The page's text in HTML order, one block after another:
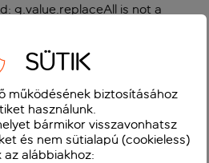
g.value.replaceAll is not a
SÜTIK
működésének biztosításához
használunk.
bármikor visszavonhatsz
és nem sütialapú (cookieless)
alábbiakhoz: